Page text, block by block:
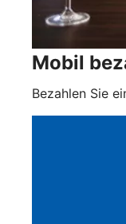
Mobil
Bezahlen Sie